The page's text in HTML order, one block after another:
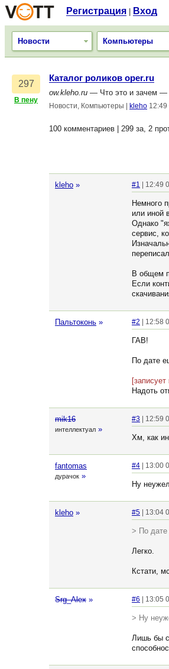
Регистрация Вход
Новости Компьютеры
297
В пену
Каталог роликов oper.ru
ow.kleho.ru — Что это и зачем —
Новости, Компьютеры kleho 12:49
100 комментариев | 299 за, 2
kleho » #1 | 12:49
Немного
или иной
Однако
сервис,
В общем
Если
Пальтоконь » #2 | 12:58
ГАВ!
По дате
Надоть
mik16
интеллектуал »
#3 | 12:59
Хм, как
fantomas
дурачок »
#4 | 13:00
Ну
kleho » #5 | 13:04
> По
Легко.
Кстати,
Srg_Alex » #6 | 13:05
> Ну
Лишь бы